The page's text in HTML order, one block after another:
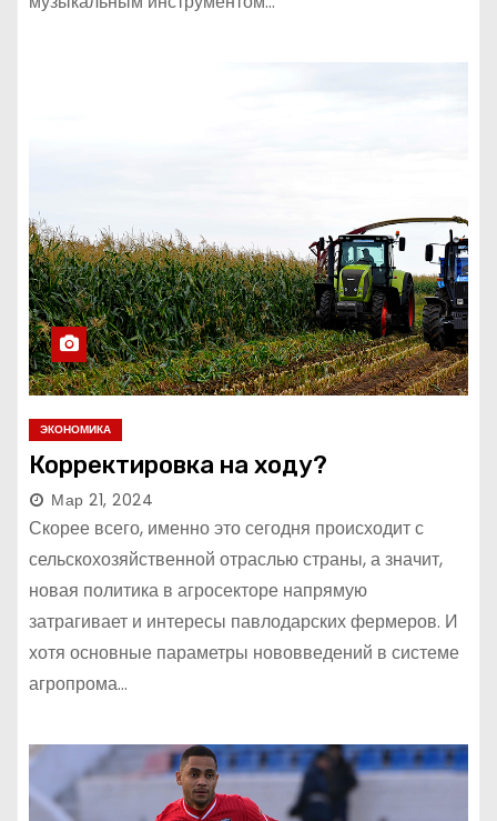
ЭКОНОМИКА
Корректировка на ходу?
Мар 21, 2024
Скорее всего, именно это сегодня происходит с
сельскохозяйственной отраслью страны, а значит,
новая политика в агросекторе напрямую
затрагивает и интересы павлодарских фермеров. И
хотя основные параметры нововведений в системе
агропрома…